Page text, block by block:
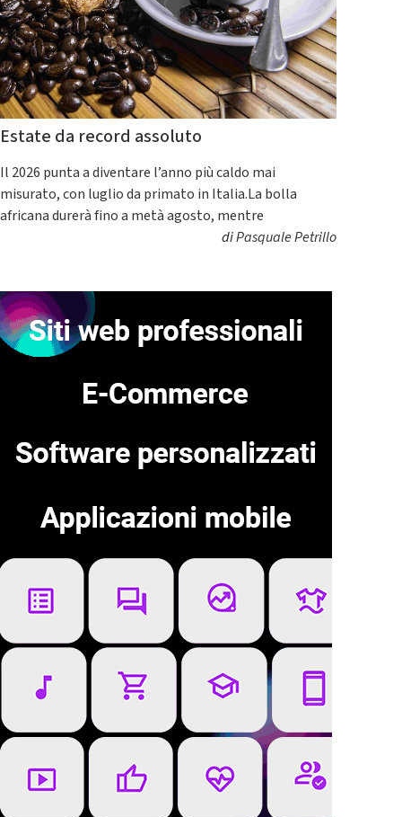
Estate da record assoluto
Il 2026 punta a diventare l’anno più caldo mai
misurato, con luglio da primato in Italia.La bolla
africana durerà fino a metà agosto, mentre
diPasquale Petrillo